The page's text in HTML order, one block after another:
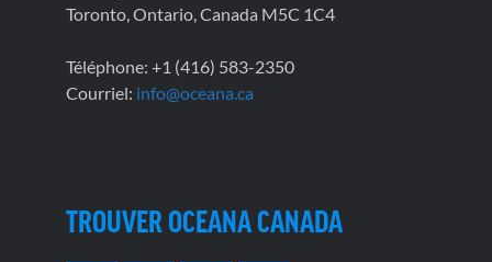
Toronto, Ontario, Canada M5C 1C4
Téléphone: +1 (416) 583-2350
Courriel: info@oceana.ca
TROUVER OCEANA CANADA